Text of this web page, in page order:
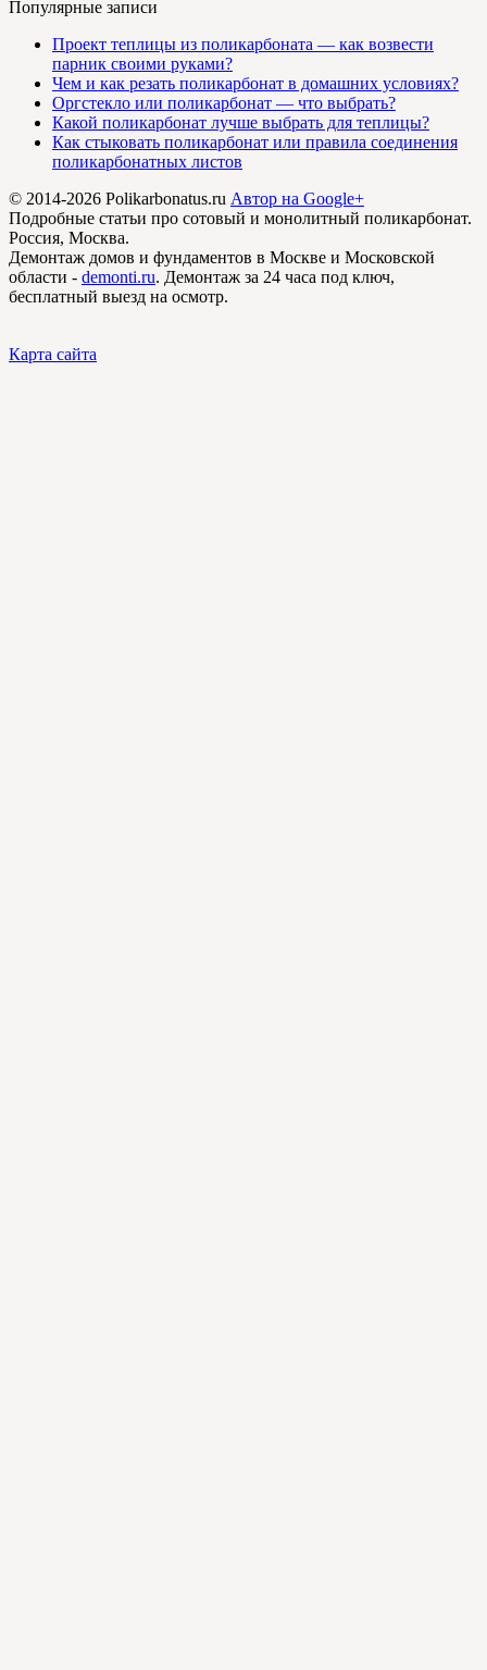
Популярные записи
Проект теплицы из поликарбоната — как возвести
парник своими руками?
Чем и как резать поликарбонат в домашних условиях?
Оргстекло или поликарбонат — что выбрать?
Какой поликарбонат лучше выбрать для теплицы?
Как стыковать поликарбонат или правила соединения
поликарбонатных листов
© 2014-2026 Polikarbonatus.ru Автор на Google+
Подробные статьи про сотовый и монолитный поликарбонат.
Россия, Москва.
Демонтаж домов и фундаментов в Москве и Московской
области - demonti.ru. Демонтаж за 24 часа под ключ,
бесплатный выезд на осмотр.
Карта сайта